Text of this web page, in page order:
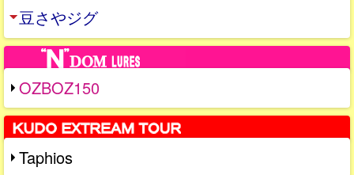
豆さやジグ
OZBOZ150
Taphios